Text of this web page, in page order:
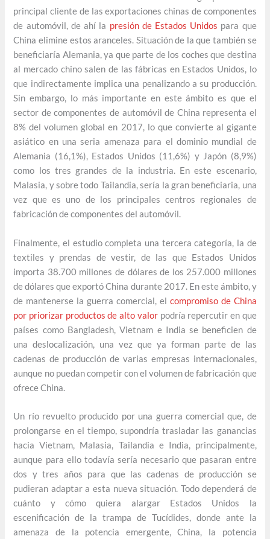
principal cliente de las exportaciones chinas de componentes
de automóvil, de ahí la presión de Estados Unidos para que
China elimine estos aranceles. Situación de la que también se
beneficiaría Alemania, ya que parte de los coches que destina
al mercado chino salen de las fábricas en Estados Unidos, lo
que indirectamente implica una penalizando a su producción.
Sin embargo, lo más importante en este ámbito es que el
sector de componentes de automóvil de China representa el
8% del volumen global en 2017, lo que convierte al gigante
asiático en una seria amenaza para el dominio mundial de
Alemania (16,1%), Estados Unidos (11,6%) y Japón (8,9%)
como los tres grandes de la industria. En este escenario,
Malasia, y sobre todo Tailandia, sería la gran beneficiaria, una
vez que es uno de los principales centros regionales de
fabricación de componentes del automóvil.
Finalmente, el estudio completa una tercera categoría, la de
textiles y prendas de vestir, de las que Estados Unidos
importa 38.700 millones de dólares de los 257.000 millones
de dólares que exportó China durante 2017. En este ámbito, y
de mantenerse la guerra comercial, el compromiso de China
por priorizar productos de alto valorpodría repercutir en que
países como Bangladesh, Vietnam e India se beneficien de
una deslocalización, una vez que ya forman parte de las
cadenas de producción de varias empresas internacionales,
aunque no puedan competir con el volumen de fabricación que
ofrece China.
Un río revuelto producido por una guerra comercial que, de
prolongarse en el tiempo, supondría trasladar las ganancias
hacia Vietnam, Malasia, Tailandia e India, principalmente,
aunque para ello todavía sería necesario que pasaran entre
dos y tres años para que las cadenas de producción se
pudieran adaptar a esta nueva situación. Todo dependerá de
cuánto y cómo quiera alargar Estados Unidos la
escenificación de la trampa de Tucídides, donde ante la
amenaza de la potencia emergente, China, la potencia